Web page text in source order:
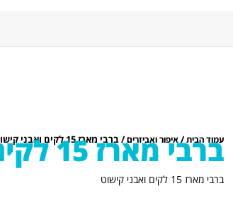
עמוד הבית/איפור ואביזרים/ ברבי מארז 15 לקים ואבני קישוט
ברבי מארז 15 לקים ואבני קישוט
ברבי מארז 15 לקים ואבני קישוט